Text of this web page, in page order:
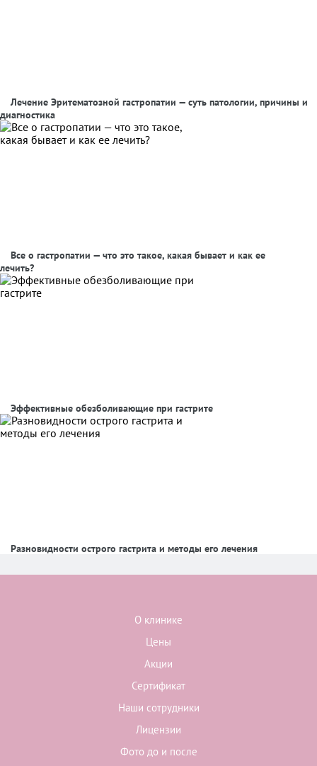
Лечение Эритематозной гастропатии — суть патологии, причины и
диагностика
Все о гастропатии — что это такое, какая бывает и как ее
лечить?
Эффективные обезболивающие при гастрите
Разновидности острого гастрита и методы его лечения
О клинике
Цены
Акции
Сертификат
Наши сотрудники
Лицензии
Фото до и после